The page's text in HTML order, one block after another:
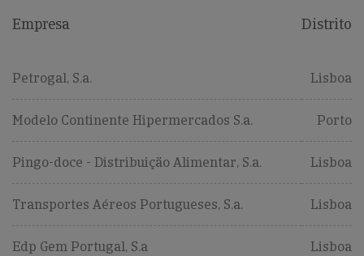
Empresa Distrito
Petrogal, S.a. Lisboa
Modelo Continente Hipermercados S.a. Porto
Pingo-doce - Distribuição Alimentar, S.a. Lisboa
Transportes Aéreos Portugueses, S.a. Lisboa
Edp Gem Portugal, S.a Lisboa